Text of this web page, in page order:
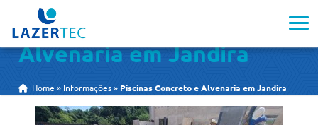
Piscinas Concreto e
Alvenaria em Jandira
Home » Informações » Piscinas Concreto e Alvenaria em Jandira